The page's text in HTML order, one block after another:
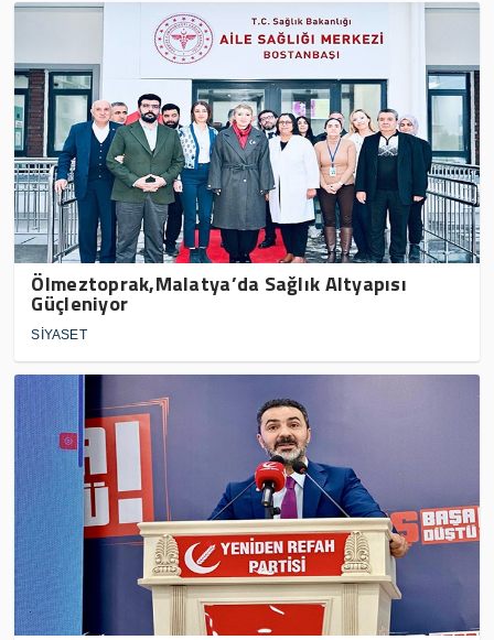
Ölmeztoprak,Malatya’da Sağlık Altyapısı
Güçleniyor
SİYASET